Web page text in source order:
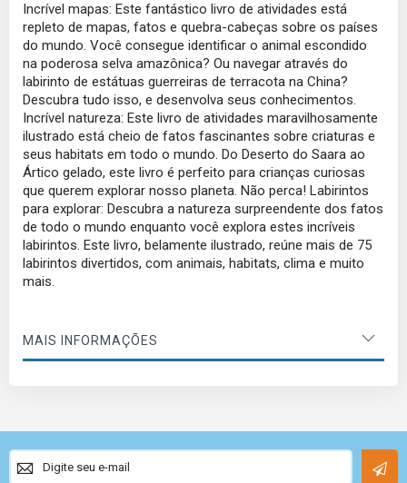
Incrível mapas: Este fantástico livro de atividades está
repleto de mapas, fatos e quebra-cabeças sobre os países
do mundo. Você consegue identificar o animal escondido
na poderosa selva amazônica? Ou navegar através do
labirinto de estátuas guerreiras de terracota na China?
Descubra tudo isso, e desenvolva seus conhecimentos.
Incrível natureza: Este livro de atividades maravilhosamente
ilustrado está cheio de fatos fascinantes sobre criaturas e
seus habitats em todo o mundo. Do Deserto do Saara ao
Ártico gelado, este livro é perfeito para crianças curiosas
que querem explorar nosso planeta. Não perca! Labirintos
para explorar: Descubra a natureza surpreendente dos fatos
de todo o mundo enquanto você explora estes incríveis
labirintos. Este livro, belamente ilustrado, reúne mais de 75
labirintos divertidos, com animais, habitats, clima e muito
mais.
MAIS INFORMAÇÕES
Sign
Up